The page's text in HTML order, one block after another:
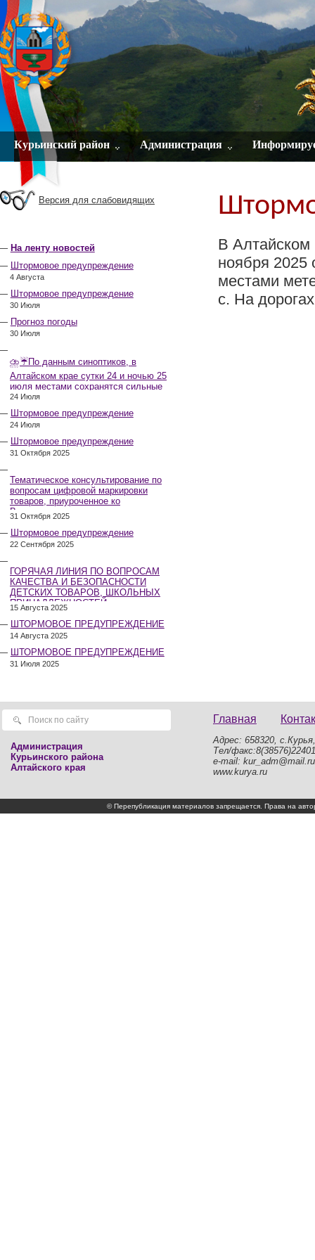
Курьинский район Администрация
Версия для слабовидящих
На ленту новостей
Штормовое предупреждение
4 Августа
Штормовое предупреждение
30 Июля
Прогноз погоды
30 Июля
⛈️☔️По данным синоптиков, в
Алтайском крае сутки 24 и ночью 25
июля местами сохранятся сильные
дожди, грозы, при грозах очень
сильные дожди, сильные ливни,
крупный град, шквалистое усиление
ветра до 17-22 м/с, местами порывы
25 м/с и более.
24 Июля
Штормовое предупреждение
24 Июля
Штормовое предупреждение
31 Октября 2025
Тематическое консультирование по
вопросам цифровой маркировки
товаров, приуроченное ко
Всемирному дню качества
31 Октября 2025
Штормовое предупреждение
22 Сентября 2025
ГОРЯЧАЯ ЛИНИЯ ПО ВОПРОСАМ
КАЧЕСТВА И БЕЗОПАСНОСТИ
ДЕТСКИХ ТОВАРОВ, ШКОЛЬНЫХ
ПРИНАДЛЕЖНОСТЕЙ
15 Августа 2025
ШТОРМОВОЕ ПРЕДУПРЕЖДЕНИЕ
14 Августа 2025
ШТОРМОВОЕ ПРЕДУПРЕЖДЕНИЕ
31 Июля 2025
В Алтайском
ноября 2025
местами
с. На
Администрация
Курьинского района
Алтайского края
Главная
Адрес: 658320,
Тел/факс:8(38576)22401
e-mail: kur_adm@mail.ru
www.kurya.ru
© Перепубликация материалов запрещается. Права